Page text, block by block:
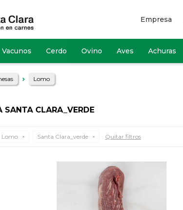
Vacunos Cerdo Ovino Aves Achuras
Empresa
Lomo
SANTA CLARA_VERDE
Lomo Santa Clara_verde Quitar filtros